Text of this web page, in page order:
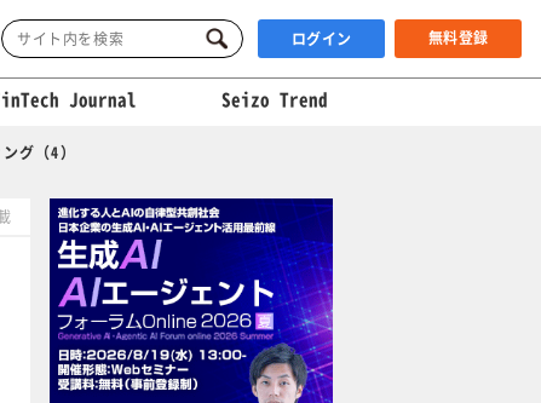
ログイン 無料登録
Journal Seizo Trend
グ（4）